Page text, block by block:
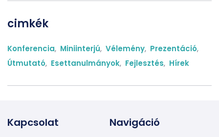
cimkék
Konferencia, Miniinterjú, Vélemény, Prezentáció,
Útmutató, Esettanulmányok, Fejlesztés, Hírek
Kapcsolat Navigáció